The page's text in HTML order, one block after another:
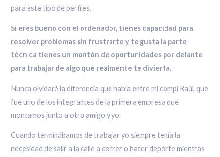
para este tipo de perfiles.
Si eres bueno con el ordenador, tienes capacidad para
resolver problemas sin frustrarte y te gusta la parte
técnica tienes un montón de oportunidades por delante
para trabajar de algo que realmente te divierta.
Nunca olvidaré la diferencia que había entre mi compi Raúl, que
fue uno de los integrantes de la primera empresa que
montamos junto a otro amigo y yo.
Cuando terminábamos de trabajar yo siempre tenía la
necesidad de salir a la calle a correr o hacer deporte mientras